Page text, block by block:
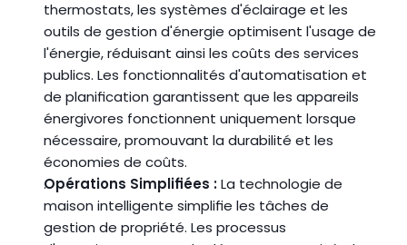
thermostats, les systèmes d'éclairage et les
outils de gestion d'énergie optimisent l'usage de
l'énergie, réduisant ainsi les coûts des services
publics. Les fonctionnalités d'automatisation et
de planification garantissent que les appareils
énergivores fonctionnent uniquement lorsque
nécessaire, promouvant la durabilité et les
économies de coûts.
Opérations Simplifiées : La technologie de
maison intelligente simplifie les tâches de
gestion de propriété. Les processus